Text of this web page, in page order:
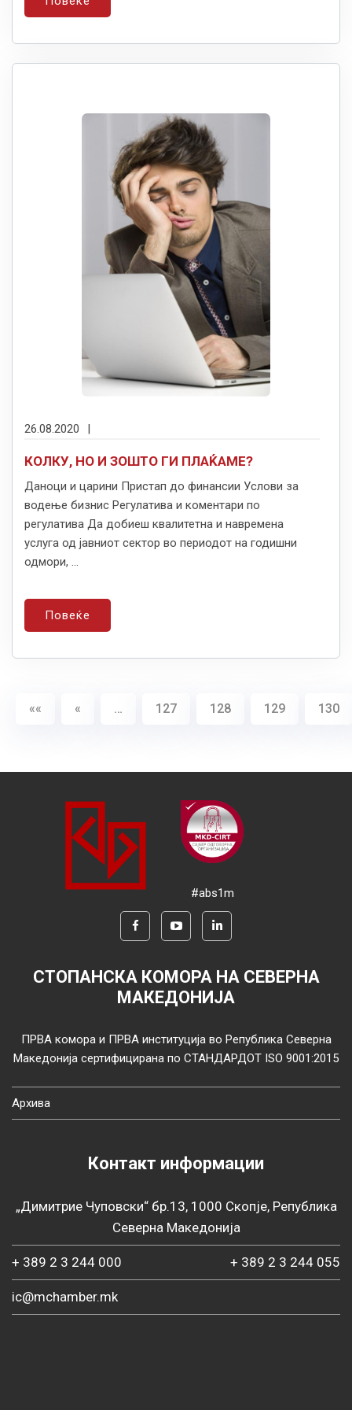
26.08.2020 |
КОЛКУ, НО И ЗОШТО ГИ ПЛАЌАМЕ?
Даноци и царини Пристап до финансии Услови за
водење бизнис Регулатива и коментари по
регулатива Да добиеш квалитетна и навремена
услуга од јавниот сектор во периодот на годишни
одмори, ...
Повеќе
«« « … 127 128 129 130
#abs1m
СТОПАНСКА КОМОРА НА СЕВЕРНА
МАКЕДОНИЈА
ПРВА комора и ПРВА институција во Република Северна
Македонија сертифицирана по СТАНДАРДОТ ISO 9001:2015
Архива
Контакт информации
„Димитрие Чуповски“ бр.13, 1000 Скопје, Република
Северна Македонија
+ 389 2 3 244 000 + 389 2 3 244 055
ic@mchamber.mk